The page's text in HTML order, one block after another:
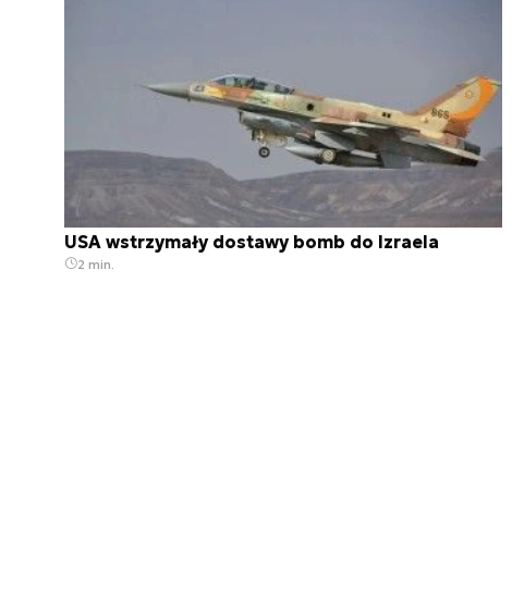
USA wstrzymały dostawy bomb do Izraela
2 min.